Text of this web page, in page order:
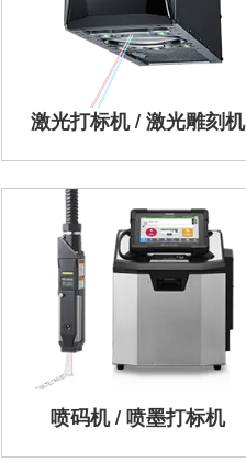
激光打标机 / 激光雕刻机
喷码机 / 喷墨打标机